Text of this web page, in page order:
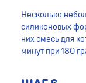
Несколько
силиконовых
них смесь для
минут при 180